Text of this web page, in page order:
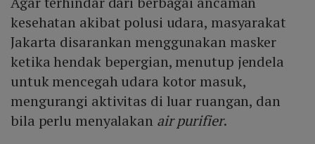
kesehatan akibat polusi udara, masyarakat
Jakarta disarankan menggunakan masker
ketika hendak bepergian, menutup jendela
untuk mencegah udara kotor masuk,
mengurangi aktivitas di luar ruangan, dan
bila perlu menyalakan air purifier.